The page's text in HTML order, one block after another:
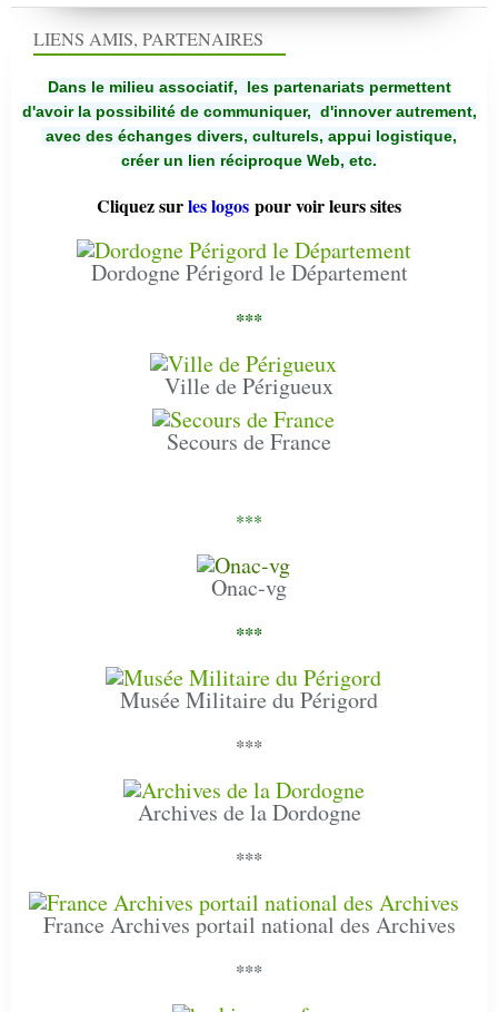
LIENS AMIS, PARTENAIRES
Dans le milieu associatif, les partenariats permettent
d'avoir la possibilité de communiquer, d'innover autrement,
avec des échanges divers, culturels, appui logistique,
créer un lien réciproque Web, etc.
Cliquez surles logos pour voir leurs sites
Dordogne Périgord le Département
***
Ville de Périgueux
Secours de France
***
Onac-vg
***
Musée Militaire du Périgord
***
Archives de la Dordogne
***
France Archives portail national des Archives
***